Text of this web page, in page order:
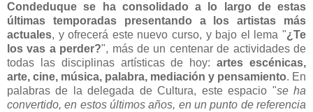
Condeduque se ha consolidado a lo largo de estas
últimas temporadas presentando a los artistas más
actuales, y ofrecerá este nuevo curso, y bajo el lema "¿Te
los vas a perder?", más de un centenar de actividades de
todas las disciplinas artísticas de hoy:artes escénicas,
arte, cine, música, palabra, mediación y pensamiento. En
palabras de la delegada de Cultura, este espacio "se ha
convertido, en estos últimos años, en un punto de referencia